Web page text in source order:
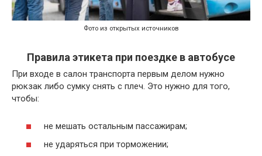
Фото из открытых источников
Правила этикета при поездке в автобусе
При входе в салон транспорта первым делом нужно
рюкзак либо сумку снять с плеч. Это нужно для того,
чтобы:
не мешать остальным пассажирам;
не ударяться при торможении;